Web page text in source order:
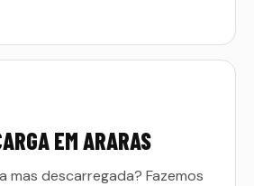
EM ARARAS
mas descarregada? Fazemos